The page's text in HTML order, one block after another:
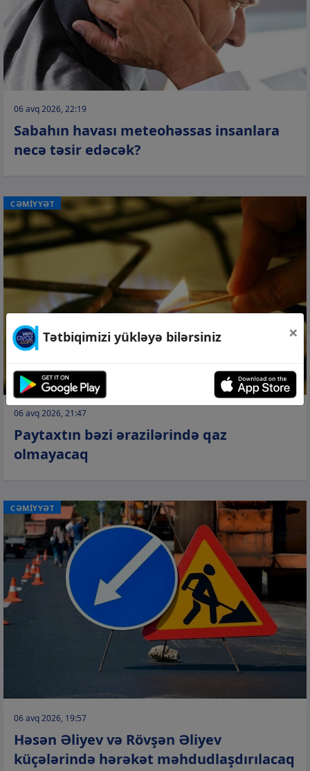
06 avq 2026, 22:19
Sabahın havası meteohəssas insanlara
necə təsir edəcək?
CƏMİYYƏT
06 avq 2026, 21:47
Paytaxtın bəzi ərazilərində qaz
olmayacaq
CƏMİYYƏT
06 avq 2026, 19:57
Həsən Əliyev və Rövşən Əliyev
küçələrində hərəkət məhdudlaşdırılacaq
Tətbiqimizi yükləyə bilərsiniz ×